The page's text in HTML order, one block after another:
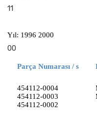
11
Yıl: 1996
00
Parça Numarası / s
454112-0004
454112-0003
454112-0002